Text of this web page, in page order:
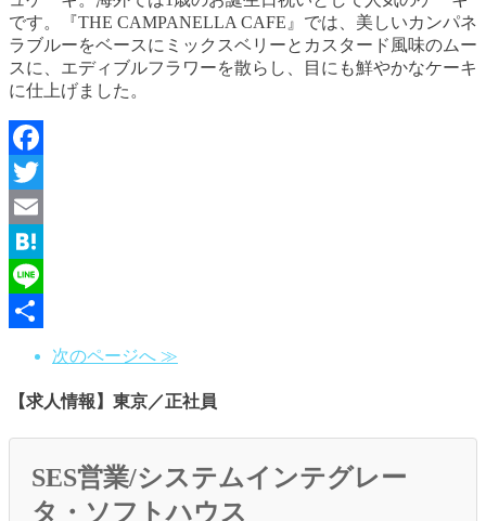
です。『THE CAMPANELLA CAFE』では、美しいカンパネ
ラブルーをベースにミックスベリーとカスタード風味のムー
スに、エディブルフラワーを散らし、目にも鮮やかなケーキ
に仕上げました。
Facebook
Twitter
Email
Hatena
Line
次のページへ ≫
【求人情報】東京／正社員
SES営業/システムインテグレー
タ・ソフトハウス